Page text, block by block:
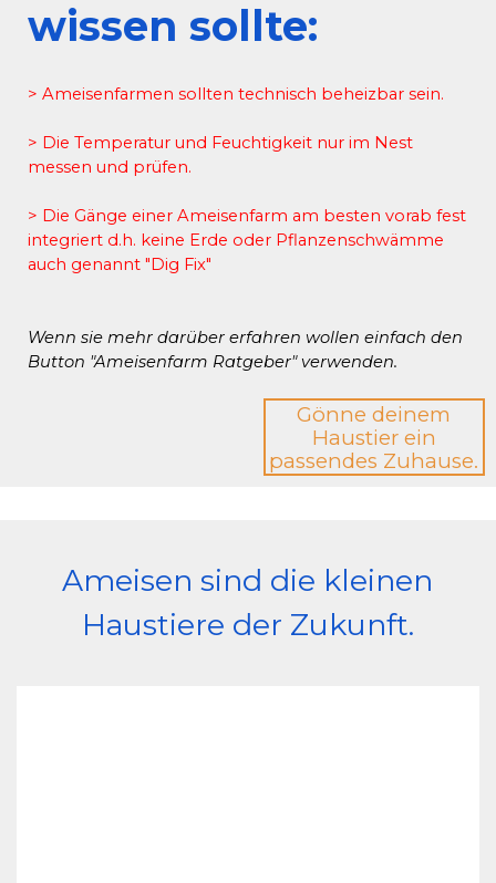
wissen sollte:
> Ameisenfarmen sollten technisch beheizbar sein.
> Die Temperatur und Feuchtigkeit nur im Nest
messen und prüfen.
> Die Gänge einer Ameisenfarm am besten vorab fest
integriert d.h. keine Erde oder Pflanzenschwämme
auch genannt "Dig Fix"
Wenn sie mehr darüber erfahren wollen einfach den
Button "Ameisenfarm Ratgeber" verwenden.
Gönne deinem
Haustier ein
passendes Zuhause.
Ameisen sind die kleinen
Haustiere der Zukunft.